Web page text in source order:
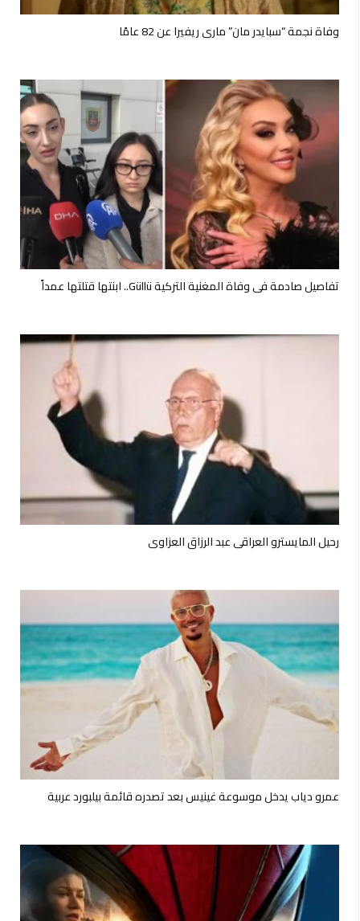
وفاة نجمة “سبايدر مان” ماري ريفيرا عن 82 عامًا
تفاصيل صادمة في وفاة المغنية التركية Güllü.. ابنتها قتلتها عمداً
رحيل المايسترو العراقي عبد الرزاق العزاوي
عمرو دياب يدخل موسوعة غينيس بعد تصدره قائمة بيلبورد عربية